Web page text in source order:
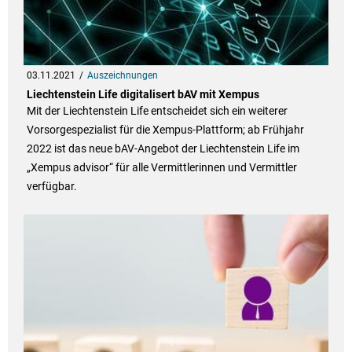
03.11.2021 Auszeichnungen
Liechtenstein Life digitalisert bAV mit Xempus
Mit der Liechtenstein Life entscheidet sich ein weiterer
Vorsorgespezialist für die Xempus-Plattform; ab Frühjahr
2022 ist das neue bAV-Angebot der Liechtenstein Life im
„Xempus advisor“ für alle Vermittlerinnen und Vermittler
verfügbar.